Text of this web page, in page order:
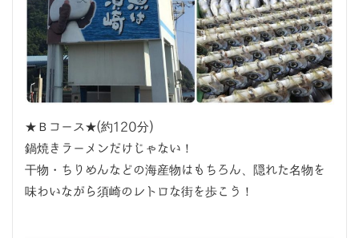
★Ｂコース★(約120分)
鍋焼きラーメンだけじゃない！
干物・ちりめんなどの海産物はもちろん、隠れた名物を
味わいながら須崎のレトロな街を歩こう！